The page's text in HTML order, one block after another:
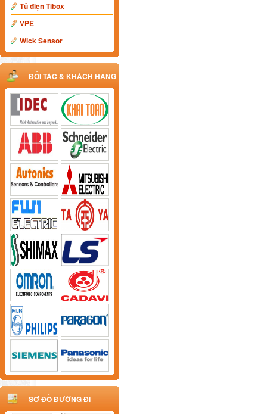
Tủ điện Tibox
VPE
Wick Sensor
ĐỐI TÁC & KHÁCH HÀNG
SƠ ĐỒ ĐƯỜNG ĐI